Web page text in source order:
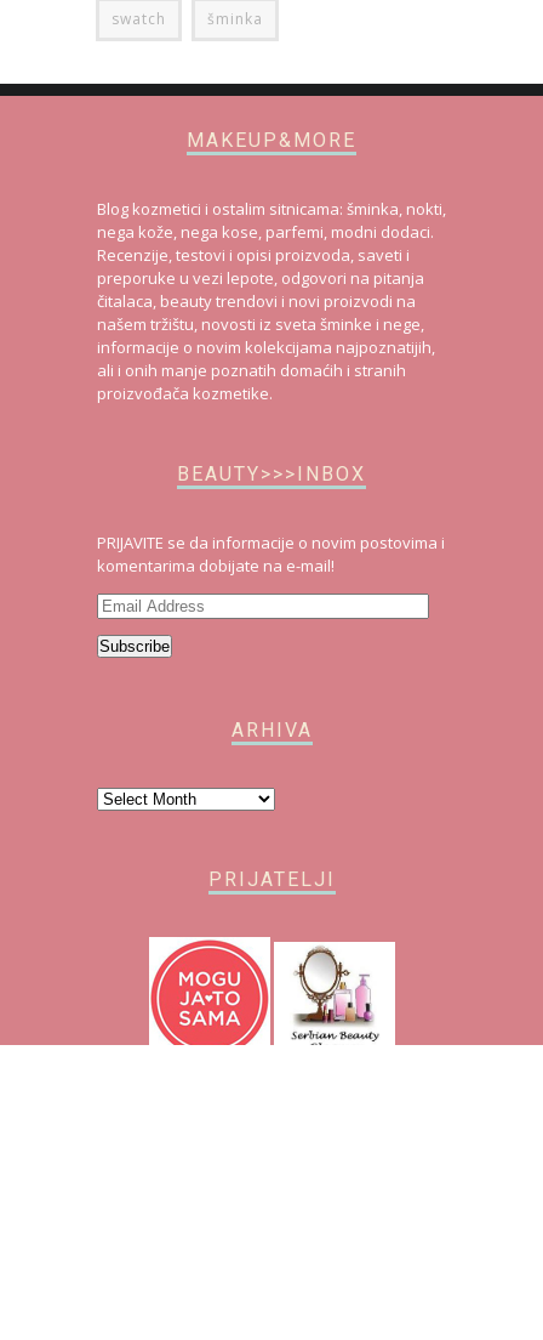
swatch šminka
MAKEUP&MORE
Blog kozmetici i ostalim sitnicama: šminka, nokti,
nega kože, nega kose, parfemi, modni dodaci.
Recenzije, testovi i opisi proizvoda, saveti i
preporuke u vezi lepote, odgovori na pitanja
čitalaca, beauty trendovi i novi proizvodi na
našem tržištu, novosti iz sveta šminke i nege,
informacije o novim kolekcijama najpoznatijih,
ali i onih manje poznatih domaćih i stranih
proizvođača kozmetike.
BEAUTY>>>INBOX
PRIJAVITE se da informacije o novim postovima i
komentarima dobijate na e-mail!
Email
Address
Subscribe
ARHIVA
Arhiva
PRIJATELJI